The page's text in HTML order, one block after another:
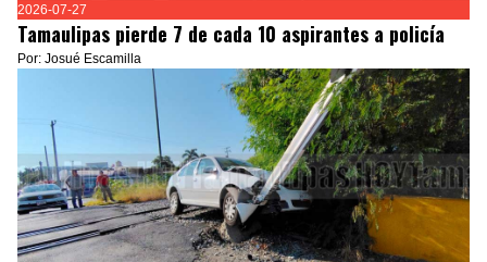
2026-07-27
Tamaulipas pierde 7 de cada 10 aspirantes a policía
Por: Josué Escamilla